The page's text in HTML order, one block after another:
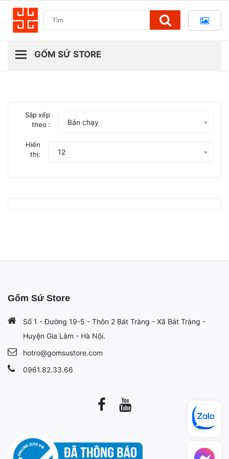
Sắp xếp
theo :
Bán chạy
Hiển
thị:
12
Gốm Sứ Store
Số 1 - Đường 19-5 - Thôn 2 Bát Tràng - Xã Bát Tràng -
Huyện Gia Lâm - Hà Nội.
hotro@gomsustore.com
0961.82.33.66